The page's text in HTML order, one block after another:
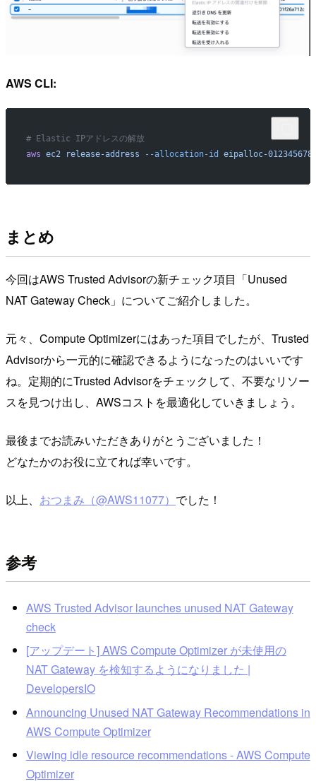
AWS CLI:
# Elastic IPアドレスの解放
aws ec2 release-address --allocation-id eipalloc-
まとめ
今回はAWS Trusted Advisorの新チェック項目「Unused
NAT Gateway Check」についてご紹介しました。
元々、Compute Optimizerにはあった項目でしたが、Trusted
Advisorから一元的に確認できるようになったのはいいです
ね。定期的にTrusted Advisorをチェックして、不要なリソー
スを見つけ出し、AWSコストを最適化していきましょう。
最後までお読みいただきありがとうございました！
どなたかのお役に立てれば幸いです。
以上、 おつまみ（@AWS11077） でした！
参考
AWS Trusted Advisor launches unused NAT Gateway
check
[アップデート] AWS Compute Optimizer が未使用の
NAT Gateway を検知するようになりました |
DevelopersIO
Announcing Unused NAT Gateway Recommendations in
AWS Compute Optimizer
Viewing idle resource recommendations - AWS Compute
Optimizer